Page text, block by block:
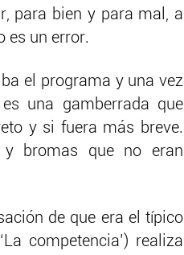
para bien y para mal, a
es un error.
el programa y una vez
una gamberrada que
y si fuera más breve.
bromas que no eran
de que era el típico
competencia’) realiza